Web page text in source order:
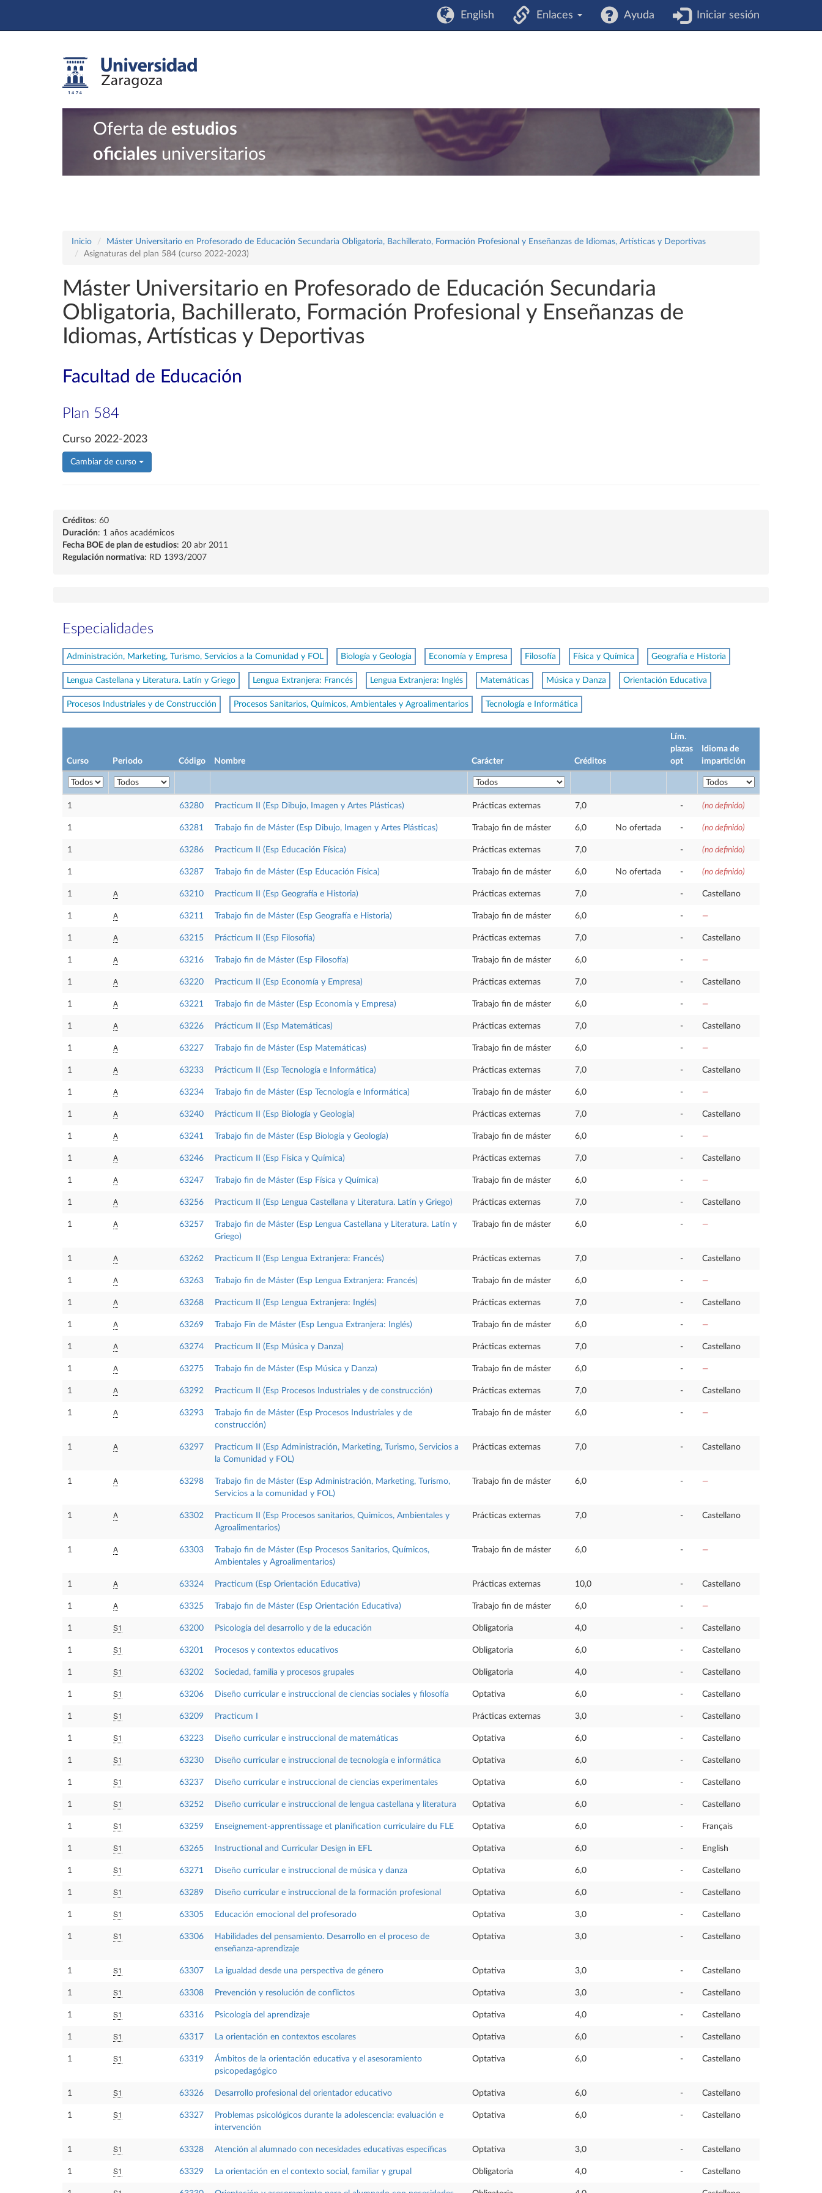
English Enlaces Ayuda Iniciar sesión
Oferta de estudios
oficiales universitarios
Inicio
Máster Universitario en Profesorado de Educación Secundaria Obligatoria, Bachillerato, Formación Profesional y Enseñanzas de Idiomas, Artísticas y Deportivas
Asignaturas del plan 584 (curso 2022-2023)
Máster Universitario en Profesorado de Educación Secundaria
Obligatoria, Bachillerato, Formación Profesional y Enseñanzas de
Idiomas, Artísticas y Deportivas
Facultad de Educación
Plan 584
Curso 2022-2023
Cambiar de curso
Créditos: 60
Duración: 1 años académicos
Fecha BOE de plan de estudios: 20 abr 2011
Regulación normativa: RD 1393/2007
Especialidades
Administración, Marketing, Turismo, Servicios a la Comunidad y FOL Biología y Geología Economía y Empresa Filosofía Física y Química Geografía e Historia
Lengua Castellana y Literatura. Latín y Griego Lengua Extranjera: Francés Lengua Extranjera: Inglés Matemáticas Música y Danza Orientación Educativa
Procesos Industriales y de Construcción Procesos Sanitarios, Químicos, Ambientales y Agroalimentarios Tecnología e Informática
Curso Periodo Código Nombre Carácter Créditos
Lím.
plazas
opt
Idioma de
impartición
1 63280 Practicum II (Esp Dibujo, Imagen y Artes Plásticas) Prácticas externas 7,0 - (no definido)
1 63281 Trabajo fin de Máster (Esp Dibujo, Imagen y Artes Plásticas) Trabajo fin de máster 6,0 No ofertada - (no definido)
1 63286 Practicum II (Esp Educación Física) Prácticas externas 7,0 - (no definido)
1 63287 Trabajo fin de Máster (Esp Educación Física) Trabajo fin de máster 6,0 No ofertada - (no definido)
1 A 63210 Practicum II (Esp Geografía e Historia) Prácticas externas 7,0 - Castellano
1 A 63211 Trabajo fin de Máster (Esp Geografía e Historia) Trabajo fin de máster 6,0 - —
1 A 63215 Prácticum II (Esp Filosofía) Prácticas externas 7,0 - Castellano
1 A 63216 Trabajo fin de Máster (Esp Filosofía) Trabajo fin de máster 6,0 - —
1 A 63220 Practicum II (Esp Economía y Empresa) Prácticas externas 7,0 - Castellano
1 A 63221 Trabajo fin de Máster (Esp Economía y Empresa) Trabajo fin de máster 6,0 - —
1 A 63226 Prácticum II (Esp Matemáticas) Prácticas externas 7,0 - Castellano
1 A 63227 Trabajo fin de Máster (Esp Matemáticas) Trabajo fin de máster 6,0 - —
1 A 63233 Prácticum II (Esp Tecnología e Informática) Prácticas externas 7,0 - Castellano
1 A 63234 Trabajo fin de Máster (Esp Tecnología e Informática) Trabajo fin de máster 6,0 - —
1 A 63240 Prácticum II (Esp Biología y Geología) Prácticas externas 7,0 - Castellano
1 A 63241 Trabajo fin de Máster (Esp Biología y Geología) Trabajo fin de máster 6,0 - —
1 A 63246 Practicum II (Esp Física y Química) Prácticas externas 7,0 - Castellano
1 A 63247 Trabajo fin de Máster (Esp Física y Química) Trabajo fin de máster 6,0 - —
1 A 63256 Practicum II (Esp Lengua Castellana y Literatura. Latín y Griego) Prácticas externas 7,0 - Castellano
1 A 63257
Trabajo fin de Máster (Esp Lengua Castellana y Literatura. Latín y
Griego)
Trabajo fin de máster 6,0 - —
1 A 63262 Practicum II (Esp Lengua Extranjera: Francés) Prácticas externas 7,0 - Castellano
1 A 63263 Trabajo fin de Máster (Esp Lengua Extranjera: Francés) Trabajo fin de máster 6,0 - —
1 A 63268 Practicum II (Esp Lengua Extranjera: Inglés) Prácticas externas 7,0 - Castellano
1 A 63269 Trabajo Fin de Máster (Esp Lengua Extranjera: Inglés) Trabajo fin de máster 6,0 - —
1 A 63274 Practicum II (Esp Música y Danza) Prácticas externas 7,0 - Castellano
1 A 63275 Trabajo fin de Máster (Esp Música y Danza) Trabajo fin de máster 6,0 - —
1 A 63292 Practicum II (Esp Procesos Industriales y de construcción) Prácticas externas 7,0 - Castellano
1 A 63293
Trabajo fin de Máster (Esp Procesos Industriales y de
construcción)
Trabajo fin de máster 6,0 - —
1 A 63297
Practicum II (Esp Administración, Marketing, Turismo, Servicios a
la Comunidad y FOL)
Prácticas externas 7,0 - Castellano
1 A 63298
Trabajo fin de Máster (Esp Administración, Marketing, Turismo,
Servicios a la comunidad y FOL)
Trabajo fin de máster 6,0 - —
1 A 63302
Practicum II (Esp Procesos sanitarios, Quimicos, Ambientales y
Agroalimentarios)
Prácticas externas 7,0 - Castellano
1 A 63303
Trabajo fin de Máster (Esp Procesos Sanitarios, Químicos,
Ambientales y Agroalimentarios)
Trabajo fin de máster 6,0 - —
1 A 63324 Practicum (Esp Orientación Educativa) Prácticas externas 10,0 - Castellano
1 A 63325 Trabajo fin de Máster (Esp Orientación Educativa) Trabajo fin de máster 6,0 - —
1 S1 63200 Psicología del desarrollo y de la educación Obligatoria 4,0 - Castellano
1 S1 63201 Procesos y contextos educativos Obligatoria 6,0 - Castellano
1 S1 63202 Sociedad, familia y procesos grupales Obligatoria 4,0 - Castellano
1 S1 63206 Diseño curricular e instruccional de ciencias sociales y filosofía Optativa 6,0 - Castellano
1 S1 63209 Practicum I Prácticas externas 3,0 - Castellano
1 S1 63223 Diseño curricular e instruccional de matemáticas Optativa 6,0 - Castellano
1 S1 63230 Diseño curricular e instruccional de tecnología e informática Optativa 6,0 - Castellano
1 S1 63237 Diseño curricular e instruccional de ciencias experimentales Optativa 6,0 - Castellano
1 S1 63252 Diseño curricular e instruccional de lengua castellana y literatura Optativa 6,0 - Castellano
1 S1 63259 Enseignement-apprentissage et planification curriculaire du FLE Optativa 6,0 - Français
1 S1 63265 Instructional and Curricular Design in EFL Optativa 6,0 - English
1 S1 63271 Diseño curricular e instruccional de música y danza Optativa 6,0 - Castellano
1 S1 63289 Diseño curricular e instruccional de la formación profesional Optativa 6,0 - Castellano
1 S1 63305 Educación emocional del profesorado Optativa 3,0 - Castellano
1 S1 63306
Habilidades del pensamiento. Desarrollo en el proceso de
enseñanza-aprendizaje
Optativa 3,0 - Castellano
1 S1 63307 La igualdad desde una perspectiva de género Optativa 3,0 - Castellano
1 S1 63308 Prevención y resolución de conflictos Optativa 3,0 - Castellano
1 S1 63316 Psicología del aprendizaje Optativa 4,0 - Castellano
1 S1 63317 La orientación en contextos escolares Optativa 6,0 - Castellano
1 S1 63319
Ámbitos de la orientación educativa y el asesoramiento
psicopedagógico
Optativa 6,0 - Castellano
1 S1 63326 Desarrollo profesional del orientador educativo Optativa 6,0 - Castellano
1 S1 63327
Problemas psicológicos durante la adolescencia: evaluación e
intervención
Optativa 6,0 - Castellano
1 S1 63328 Atención al alumnado con necesidades educativas específicas Optativa 3,0 - Castellano
1 S1 63329 La orientación en el contexto social, familiar y grupal Obligatoria 4,0 - Castellano